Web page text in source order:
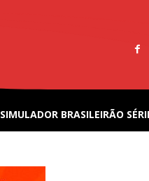
SIMULADOR BRASILEIRÃO